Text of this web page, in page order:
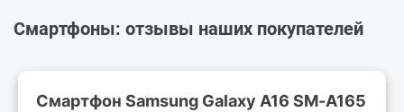
Смартфоны: отзывы наших покупателей
Смартфон Samsung Galaxy A16 SM-A165